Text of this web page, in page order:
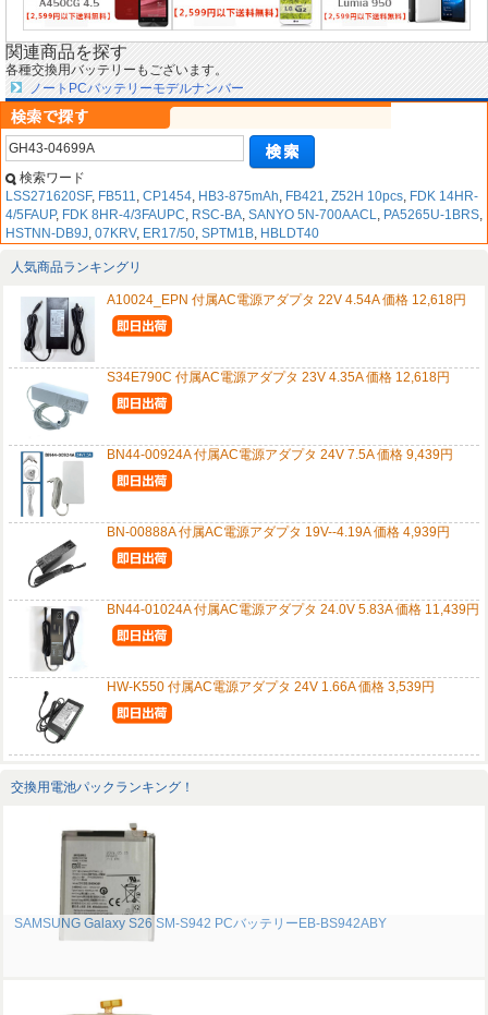
関連商品を探す
各種交換用バッテリーもございます。
ノートPCバッテリーモデルナンバー
検索ワード
LSS271620SF, FB511, CP1454, HB3-875mAh, FB421, Z52H 10pcs, FDK 14HR-
4/5FAUP, FDK 8HR-4/3FAUPC, RSC-BA, SANYO 5N-700AACL, PA5265U-1BRS,
HSTNN-DB9J, 07KRV, ER17/50, SPTM1B, HBLDT40
人気商品ランキングリ
A10024_EPN 付属AC電源アダプタ 22V 4.54A 価格 12,618円
S34E790C 付属AC電源アダプタ 23V 4.35A 価格 12,618円
BN44-00924A 付属AC電源アダプタ 24V 7.5A 価格 9,439円
BN-00888A 付属AC電源アダプタ 19V--4.19A 価格 4,939円
BN44-01024A 付属AC電源アダプタ 24.0V 5.83A 価格 11,439円
HW-K550 付属AC電源アダプタ 24V 1.66A 価格 3,539円
交換用電池パックランキング！
SAMSUNG Galaxy S26 SM-S942 PCバッテリーEB-BS942ABY